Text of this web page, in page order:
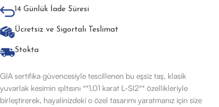
14 Günlük İade Süresi
Ücretsiz ve Sigortalı Teslimat
Stokta
GIA sertifika güvencesiyle tescillenen bu eşsiz taş, klasik
yuvarlak kesimin ışıltısını **1,01 karat L-SI2** özellikleriyle
birleştirerek, hayalinizdeki o özel tasarımı yaratmanız için size